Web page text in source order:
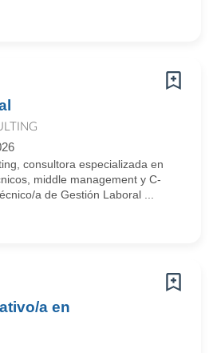
consultora especializada en
middle management y C-
a de Gestión Laboral ...
a en